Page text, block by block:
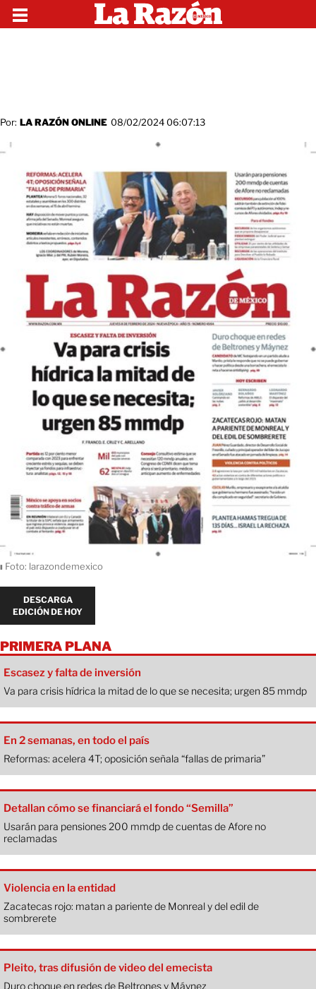
Por: LA RAZÓN ONLINE 08/02/2024 06:07:13
ı Foto: larazondemexico
DESCARGA
EDICIÓN DE HOY
PRIMERA PLANA
Escasez y falta de inversión
Va para crisis hídrica la mitad de lo que se necesita; urgen 85 mmdp
En 2 semanas, en todo el país
Reformas: acelera 4T; oposición señala “fallas de primaria”
Detallan cómo se financiará el fondo “Semilla”
Usarán para pensiones 200 mmdp de cuentas de Afore no
reclamadas
Violencia en la entidad
Zacatecas rojo: matan a pariente de Monreal y del edil de
sombrerete
Pleito, tras difusión de video del emecista
Duro choque en redes de Beltrones y Máynez